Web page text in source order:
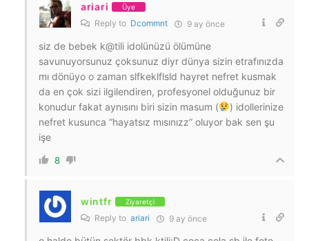
ariari Üye
Reply to Dcommnt 9 ay önce
siz de bebek k@tili idolünüzü ölümüne
savunuyorsunuz çoksunuz diyr dünya sizin etrafınızda
mı dönüyo o zaman slfkeklflsld hayret nefret kusmak
da en çok sizi ilgilendiren, profesyonel olduğunuz bir
konudur fakat aynısını biri sizin masum (
) idollerinize
nefret kusunca “hayatsız mısınızz” oluyor bak sen şu
işe
8
wintfr Ziyaretçi
Reply to ariari 9 ay önce